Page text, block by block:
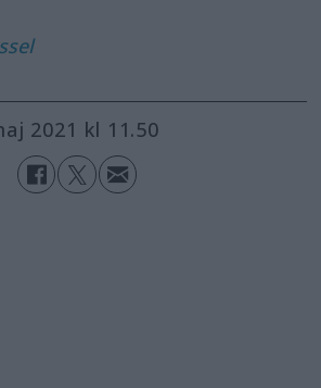
2021 kl 11.50